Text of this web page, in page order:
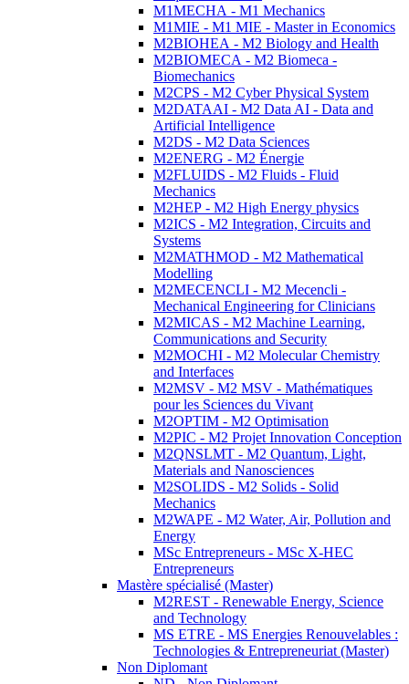
M1MECHA - M1 Mechanics
M1MIE - M1 MIE - Master in Economics
M2BIOHEA - M2 Biology and Health
M2BIOMECA - M2 Biomeca -
Biomechanics
M2CPS - M2 Cyber Physical System
M2DATAAI - M2 Data AI - Data and
Artificial Intelligence
M2DS - M2 Data Sciences
M2ENERG - M2 Énergie
M2FLUIDS - M2 Fluids - Fluid
Mechanics
M2HEP - M2 High Energy physics
M2ICS - M2 Integration, Circuits and
Systems
M2MATHMOD - M2 Mathematical
Modelling
M2MECENCLI - M2 Mecencli -
Mechanical Engineering for Clinicians
M2MICAS - M2 Machine Learning,
Communications and Security
M2MOCHI - M2 Molecular Chemistry
and Interfaces
M2MSV - M2 MSV - Mathématiques
pour les Sciences du Vivant
M2OPTIM - M2 Optimisation
M2PIC - M2 Projet Innovation Conception
M2QNSLMT - M2 Quantum, Light,
Materials and Nanosciences
M2SOLIDS - M2 Solids - Solid
Mechanics
M2WAPE - M2 Water, Air, Pollution and
Energy
MSc Entrepreneurs - MSc X-HEC
Entrepreneurs
Mastère spécialisé (Master)
M2REST - Renewable Energy, Science
and Technology
MS ETRE - MS Energies Renouvelables :
Technologies & Entrepreneuriat (Master)
Non Diplomant